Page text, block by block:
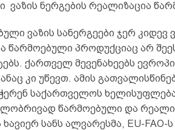
ნერგების რეალიზაცია
ვაზის სანერგეები ჯერ კიდევ
წარმოებული პროდუქციაც არ
ქართველ მევენახეებს
კი უწევთ. ამის
საქართველოს
წარმოებული და
ხავიერ სანს ალვარესმა, EU-FAO-